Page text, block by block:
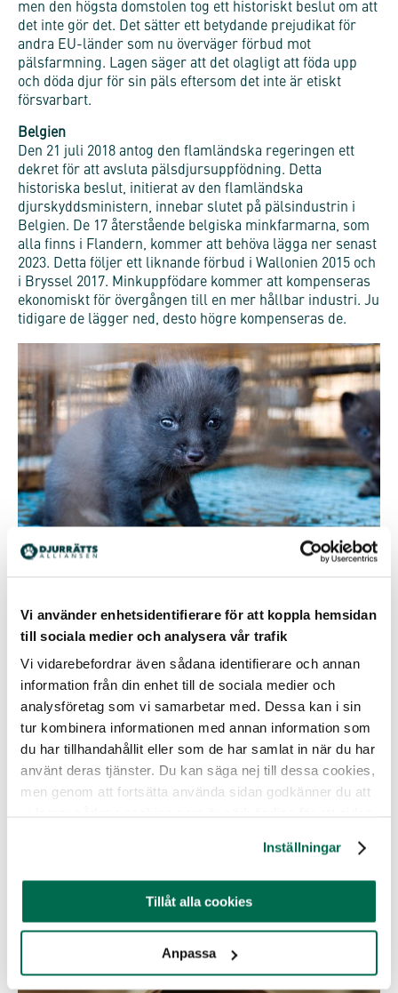
Vi använder enhetsidentifierare för att koppla hemsidan
till sociala medier och analysera vår trafik
Vi vidarebefordrar även sådana identifierare och annan
information från din enhet till de sociala medier och
analysföretag som vi samarbetar med. Dessa kan i sin
tur kombinera informationen med annan information som
du har tillhandahållit eller som de har samlat in när du har
använt deras tjänster. Du kan säga nej till dessa cookies,
men genom att fortsätta använda sidan godkänner du att
Inställningar
Tillåt alla cookies
Anpassa
men den högsta domstolen tog ett historiskt beslut om att
det inte gör det. Det sätter ett betydande prejudikat för
andra EU-länder som nu överväger förbud mot
pälsfarmning. Lagen säger att det olagligt att föda upp
och döda djur för sin päls eftersom det inte är etiskt
försvarbart.
Belgien
Den 21 juli 2018 antog den flamländska regeringen ett
dekret för att avsluta pälsdjursuppfödning. Detta
historiska beslut, initierat av den flamländska
djurskyddsministern, innebar slutet på pälsindustrin i
Belgien. De 17 återstående belgiska minkfarmarna, som
alla finns i Flandern, kommer att behöva lägga ner senast
2023. Detta följer ett liknande förbud i Wallonien 2015 och
i Bryssel 2017. Minkuppfödare kommer att kompenseras
ekonomiskt för övergången till en mer hållbar industri. Ju
tidigare de lägger ned, desto högre kompenseras de.
DELVIS FÖRBUD
Danmark
År 2009 antog landet ett förbud mot rävuppfödning, med
en utfasningsperiod som varade fram till 2017 för en
för gårdar där huvudinkomsten kommer från uppfödning
av rävar.
1998 antog Ungern en lag som säger att “djur inte ska
eller outhärdliga”. Lagen var dock inte applicerbar på
pälsdjursfarmning förrän senare modifikationer gjordes.
År 2011, meddelade landet att endast chinchillor och